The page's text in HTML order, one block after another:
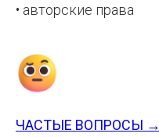
• авторские права
ЧАСТЫЕ ВОПРОСЫ →